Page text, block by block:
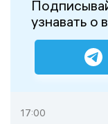
узнавать о
17:00